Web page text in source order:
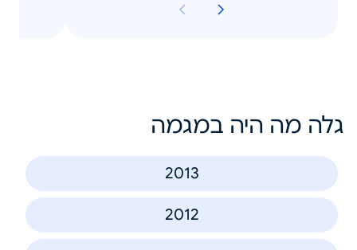
גלה מה היה במגמה
2013
2012